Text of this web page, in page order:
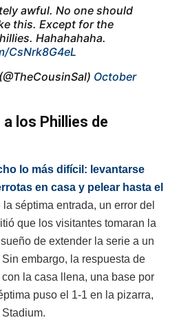
awful. No one should
this. Except for the
Hahahahaha.
CsNrk8G4eL
October
a los Phillies de
lo más difícil: levantarse
en casa y pelear hasta el
séptima entrada, un error del
que los visitantes tomaran la
de extender la serie a un
embargo, la respuesta de
la casa llena, una base por
puso el 1-1 en la pizarra,